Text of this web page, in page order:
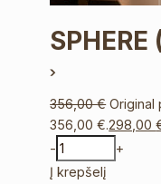
SPHERE
356,00€ Original
356,00 €.298,00
-
+
Į krepšelį